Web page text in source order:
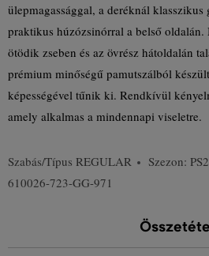
ülepmagassággal, a deréknál klasszikus
praktikus húzózsinórral a belső oldalán.
ötödik zseben és az övrész hátoldalán
prémium minőségű pamutszálból
képességével tűnik ki. Rendkívül
amely alkalmas a mindennapi viseletre.
Szabás/Típus REGULAR Szezon:
610026-723-GG-971